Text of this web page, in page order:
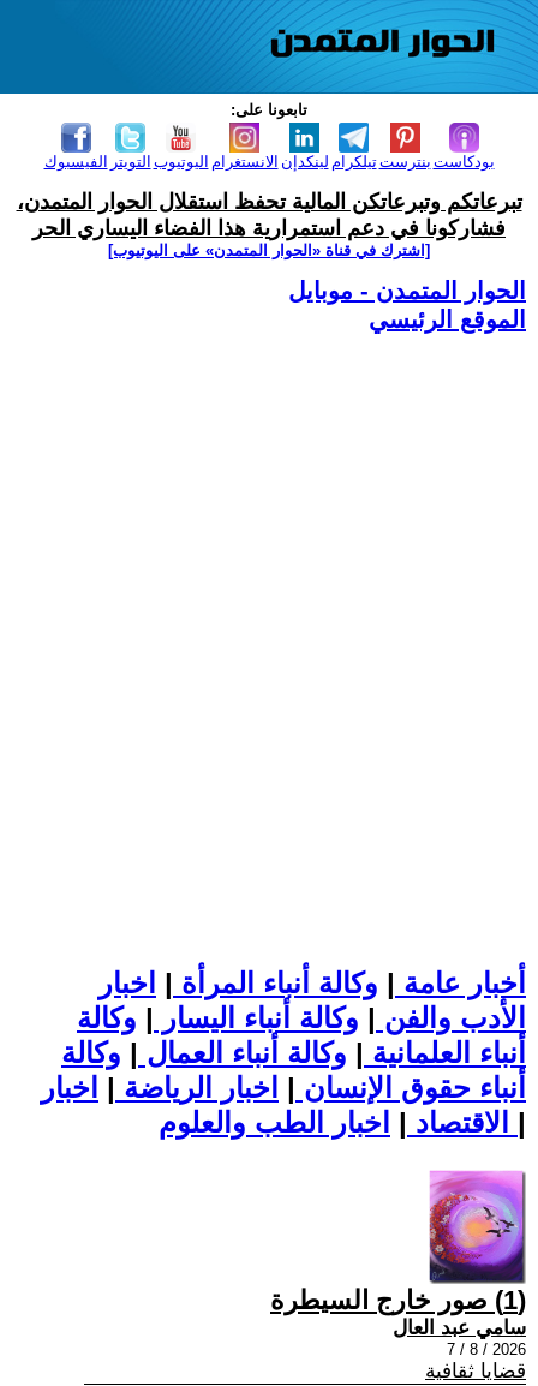
تابعونا على:
الفيسبوك التويتر اليوتيوب الانستغرام لينكدإن تيلكرامبنترست بودكاست
تبرعاتكم وتبرعاتكن المالية تحفظ استقلال الحوار المتمدن،
فشاركونا في دعم استمرارية هذا الفضاء اليساري الحر
[اشترك في قناة ‫«الحوار المتمدن» على اليوتيوب]
الحوار المتمدن - موبايل
الموقع الرئيسي
أخبار عامة | وكالة أنباء المرأة | اخبار
الأدب والفن | وكالة أنباء اليسار | وكالة
أنباء العلمانية | وكالة أنباء العمال | وكالة
أنباء حقوق الإنسان | اخبار الرياضة | اخبار
الاقتصاد | |
(1) صور خارج السيطرة
سامي عبد العال
2026 / 8 / 7
قضايا ثقافية